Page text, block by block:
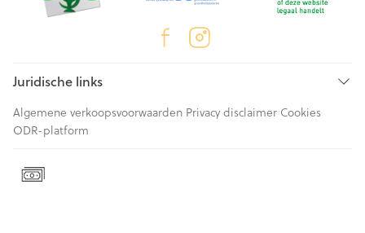
Juridische links
Algemene verkoopsvoorwaarden Privacy disclaimer Cookies
ODR-platform